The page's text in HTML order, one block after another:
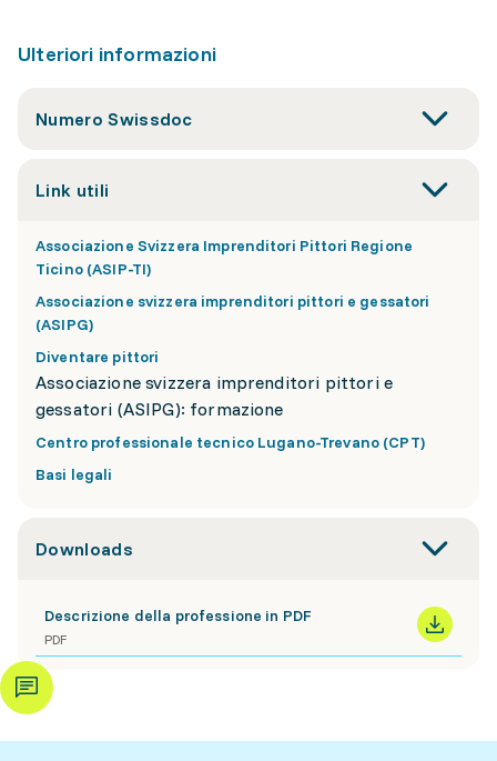
Ulteriori informazioni
Numero Swissdoc
Link utili
Associazione Svizzera Imprenditori Pittori Regione
Ticino (ASIP-TI)
Associazione svizzera imprenditori pittori e gessatori
(ASIPG)
Diventare pittori
Associazione svizzera imprenditori pittori e
gessatori (ASIPG): formazione
Centro professionale tecnico Lugano-Trevano (CPT)
Basi legali
Downloads
Descrizione della professione in PDF
PDF